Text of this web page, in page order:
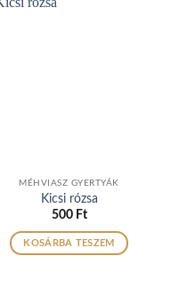
MÉHVIASZ GYERTYÁK
Kicsi rózsa
500 Ft
KOSÁRBA TESZEM